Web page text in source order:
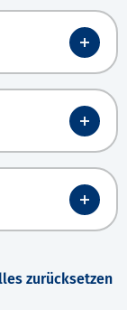
zurücksetzen